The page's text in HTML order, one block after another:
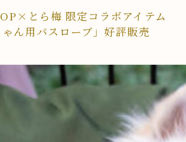
とら梅 限定コラボアイテム
ん用バスローブ」好評販売